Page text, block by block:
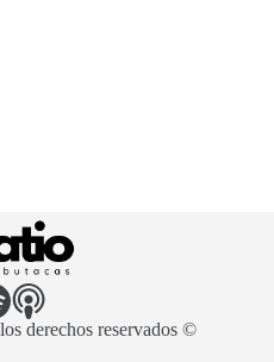
derechos reservados ©